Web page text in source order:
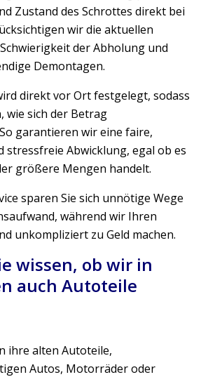
Zustand des Schrottes direkt bei
wir die aktuellen
der Abholung und
Demontagen.
direkt vor Ort festgelegt, sodass
wie sich der Betrag
garantieren wir eine faire,
stressfreie Abwicklung, egal ob es
größere Mengen handelt.
sparen Sie sich unnötige Wege
während wir Ihren
unkompliziert zu Geld machen.
wissen, ob wir in
auch Autoteile
ihre alten Autoteile,
Autos, Motorräder oder